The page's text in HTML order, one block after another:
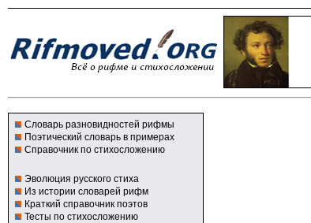
Словарь разновидностей рифмы
Поэтический словарь в примерах
Справочник по стихосложению
Эволюция русского стиха
Из истории словарей рифм
Краткий справочник поэтов
Тесты по стихосложению